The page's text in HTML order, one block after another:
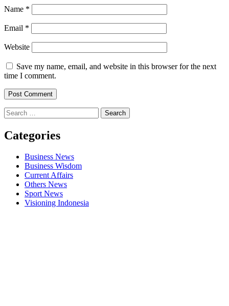
Name *
Email *
Website
Save my name, email, and website in this browser for the next
time I comment.
Search
for:
Categories
Business News
Business Wisdom
Current Affairs
Others News
Sport News
Visioning Indonesia